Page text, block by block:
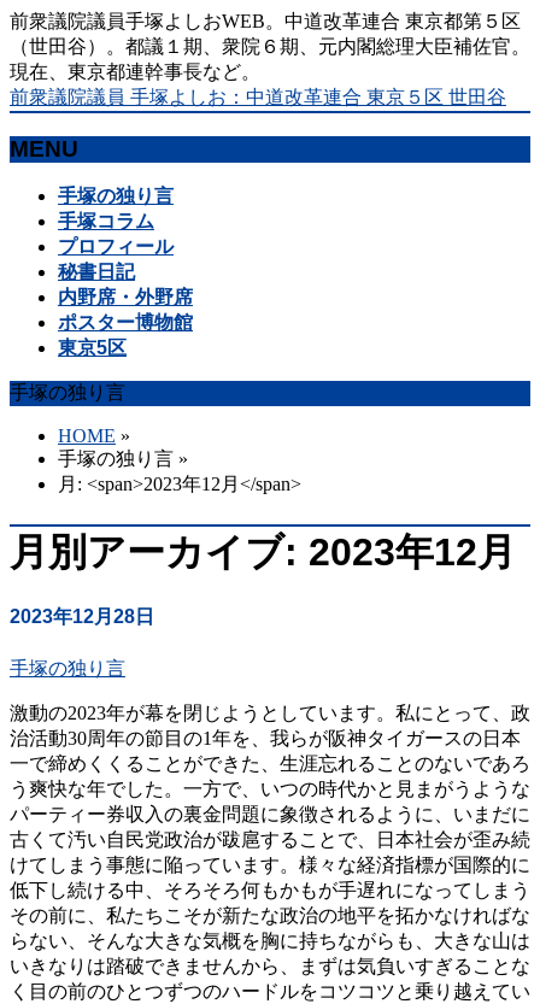
前衆議院議員手塚よしおWEB。中道改革連合 東京都第５区
（世田谷）。都議１期、衆院６期、元内閣総理大臣補佐官。
現在、東京都連幹事長など。
前衆議院議員 手塚よしお：中道改革連合 東京５区 世田谷
MENU
手塚の独り言
手塚コラム
プロフィール
秘書日記
内野席・外野席
ポスター博物館
東京5区
手塚の独り言
HOME »
手塚の独り言 »
月: <span>2023年12月</span>
月別アーカイブ: 2023年12月
2023年12月28日
手塚の独り言
激動の2023年が幕を閉じようとしています。私にとって、政
治活動30周年の節目の1年を、我らが阪神タイガースの日本
一で締めくくることができた、生涯忘れることのないであろ
う爽快な年でした。一方で、いつの時代かと見まがうような
パーティー券収入の裏金問題に象徴されるように、いまだに
古くて汚い自民党政治が跋扈することで、日本社会が歪み続
けてしまう事態に陥っています。様々な経済指標が国際的に
低下し続ける中、そろそろ何もかもが手遅れになってしまう
その前に、私たちこそが新たな政治の地平を拓かなければな
らない、そんな大きな気概を胸に持ちながらも、大きな山は
いきなりは踏破できませんから、まずは気負いすぎることな
く目の前のひとつずつのハードルをコツコツと乗り越えてい